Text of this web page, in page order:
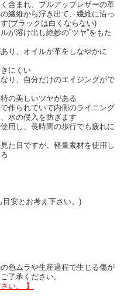
含まれ、プルアップレザーの革
繊維から浮き出て、繊維に沿っ
(ブラックは白くならない)
が溶け出し絶妙の”ツヤ”をもた
り、オイルが革をしなやかに
にくい
り、自分だけのエイジングがで
の美しいツヤがある
作られていて内側のライニング
水の侵入を防ぎます
用し、長時間の歩行でも疲れに
た目ですが、軽量素材を使用し
安とお考え下さい。)
色ムラや生産過程で生じる傷が
了承ください。
い。 】